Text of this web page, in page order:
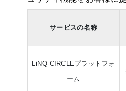
サービスの名称
LiNQ-CIRCLEプラットフォ
ーム